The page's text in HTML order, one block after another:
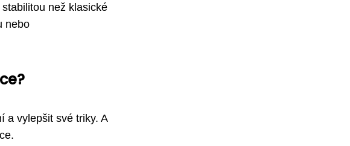
než klasické
nebo
a vylepšit své triky. A